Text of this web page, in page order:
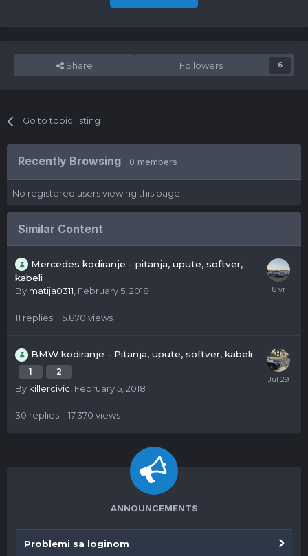
Share Followers 6
Go to topic listing
Recently Browsing 0 members
No registered users viewing this page.
Similar Content
Mercedes kodiranje - pitanja, upute, softver,
kabeli
By matija0311 February 5, 2018
11 replies 5.870 views
BMW kodiranje - Pitanja, upute, softver, kabeli
1 2
By killercivic February 5, 2018
30 replies 17.370 views
ANNOUNCEMENTS
Problemi sa loginom